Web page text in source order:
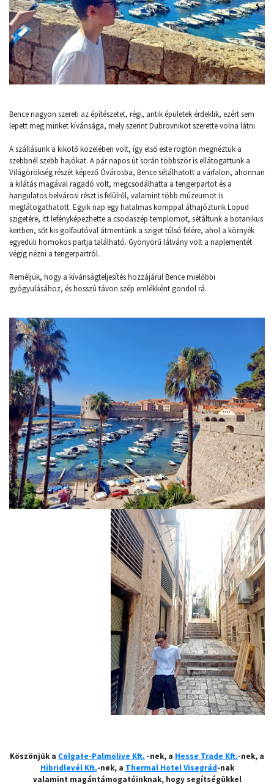
Bence nagyon szereti az építészetet, régi, antik épületek érdeklik, ezért sem
lepett meg minket kívánsága, mely szerint Dubrovnikot szerette volna látni.
A szállásunk a kikötő közelében volt, így első este rögtön megnéztük a
szebbnél szebb hajókat. A pár napos út során többször is ellátogattunk a
Világörökség részét képező Óvárosba, Bence sétálhatott a várfalon, ahonnan
a kilátás magával ragadó volt, megcsodálhatta a tengerpartot és a
hangulatos belvárosi részt is felülről, valamint több múzeumot is
meglátogathatott. Egyik nap egy hatalmas komppal áthajóztunk Lopud
szigetére, itt lefényképezhette a csodaszép templomot, sétáltunk a botanikus
kertben, sőt kis golfautóval átmentünk a sziget túlsó felére, ahol a környék
egyedüli homokos partja található. Gyönyörű látvány volt a naplementét
végig nézni a tengerpartról.
Reméljük, hogy a kívánságteljesítés hozzájárul Bence mielőbbi
gyógyulásához, és hosszú távon szép emlékként gondol rá.
Köszönjük a Colgate-Palmolive Kft. -nek, a Hesse Trade Kft.-nek, a
Hibridlevél Kft.-nek, a Thermal Hotel Visegrád-nak
valamint magántámogatóinknak, hogy segítségükkel